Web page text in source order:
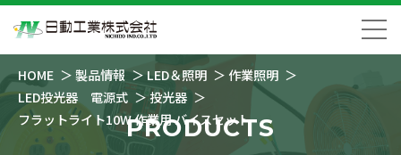
HOME 製品情報 LED＆照明
作業照明
LED投光器 電源式
投光器
フラットライト10W 作業用 バイスセット
PRODUCTS